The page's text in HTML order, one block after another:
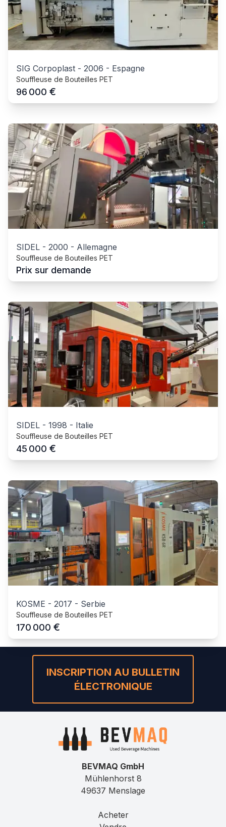
SIG Corpoplast - 2006 - Espagne
Souffleuse de Bouteilles PET
96 000 €
SIDEL - 2000 - Allemagne
Souffleuse de Bouteilles PET
Prix sur demande
SIDEL - 1998 - Italie
Souffleuse de Bouteilles PET
45 000 €
KOSME - 2017 - Serbie
Souffleuse de Bouteilles PET
170 000 €
INSCRIPTION AU BULLETIN
ÉLECTRONIQUE
BEVMAQ GmbH
Mühlenhorst 8
49637 Menslage
Acheter